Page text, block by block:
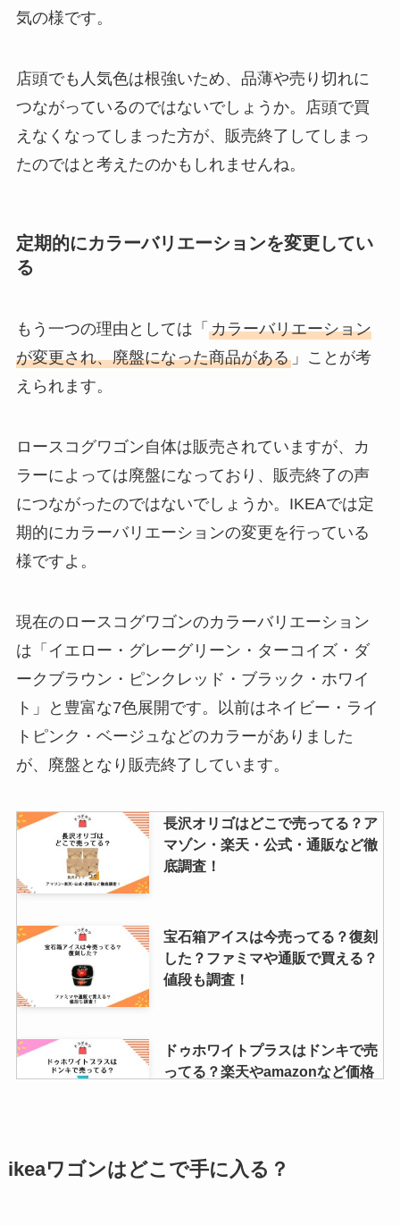
代替品はある？ヨドバシや通販な
らまだ売ってる？
酪王カフェオレはどこで買える？
通販？
気の様です。
店頭でも人気色は根強いため、品薄や売り切れに
つながっているのではないでしょうか。店頭で買
えなくなってしまった方が、販売終了してしまっ
たのではと考えたのかもしれませんね。
定期的にカラーバリエーションを変更してい
る
もう一つの理由としては「 カラーバリエーション
が変更され、廃盤になった商品がある」ことが考
えられます。
ロースコグワゴン自体は販売されていますが、カ
ラーによっては廃盤になっており、販売終了の声
につながったのではないでしょうか。IKEAでは定
期的にカラーバリエーションの変更を行っている
様ですよ。
現在のロースコグワゴンのカラーバリエーション
は「イエロー・グレーグリーン・ターコイズ・ダ
ークブラウン・ピンクレッド・ブラック・ホワイ
ト」と豊富な7色展開です。以前はネイビー・ライ
トピンク・ベージュなどのカラーがありました
が、廃盤となり販売終了しています。
長沢オリゴはどこで売ってる？ア
マゾン・楽天・公式・通販など徹
底調査！
宝石箱アイスは今売ってる？復刻
した？ファミマや通販で買える？
値段も調査！
ドゥホワイトプラスはドンキで売
ってる？楽天やamazonなど価格
クリックポストの箱はどこで買え
る？セブン・コンビニ・ダイソ
ikeaワゴンはどこで手に入る？